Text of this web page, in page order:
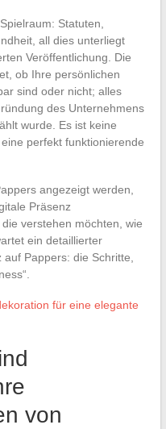
Statuten,
all dies unterliegt
Veröffentlichung. Die
ob Ihre persönlichen
sind oder nicht; alles
des Unternehmens
wurde. Es ist keine
perfekt funktionierende
angezeigt werden,
Präsenz
verstehen möchten, wie
ein detaillierter
Pappers: die Schritte,
für eine elegante
von